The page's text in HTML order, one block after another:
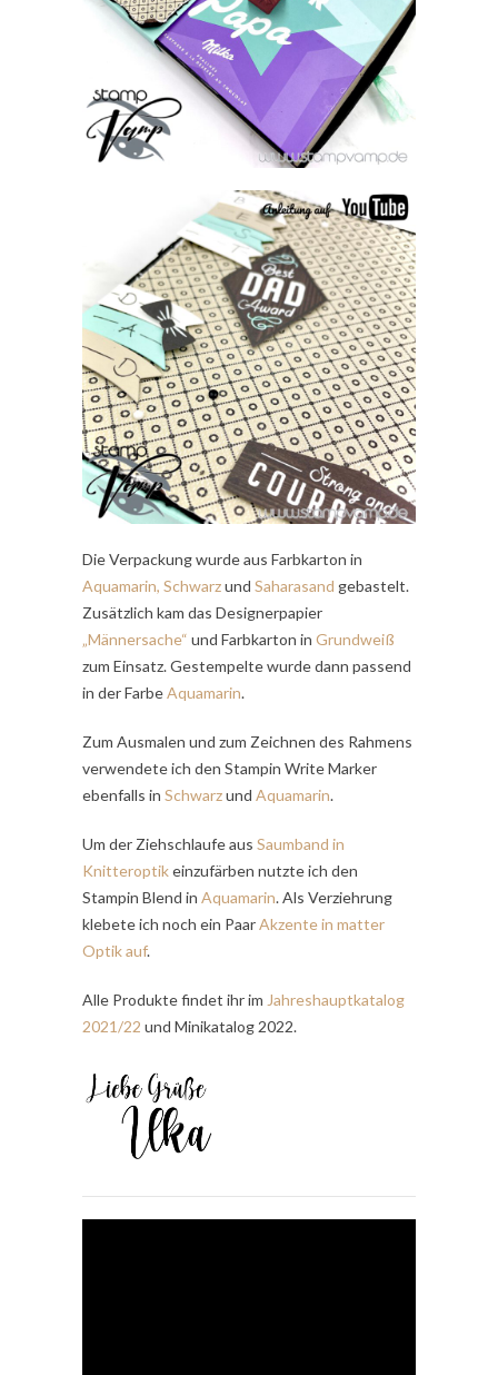
Die Verpackung wurde aus Farbkarton in
Aquamarin, Schwarzund Saharasand gebastelt.
Zusätzlich kam das Designerpapier
„Männersache“ und Farbkarton in Grundweiß
zum Einsatz. Gestempelte wurde dann passend
in der FarbeAquamarin.
Zum Ausmalen und zum Zeichnen des Rahmens
verwendete ich den Stampin Write Marker
ebenfalls in Schwarzund Aquamarin.
Um der Ziehschlaufe aus Saumband in
Knitteroptikeinzufärben nutzte ich den
Stampin Blend in Aquamarin. Als Verziehrung
klebete ich noch ein PaarAkzente in matter
Optik auf.
Alle Produkte findet ihr im Jahreshauptkatalog
2021/22 und Minikatalog 2022.